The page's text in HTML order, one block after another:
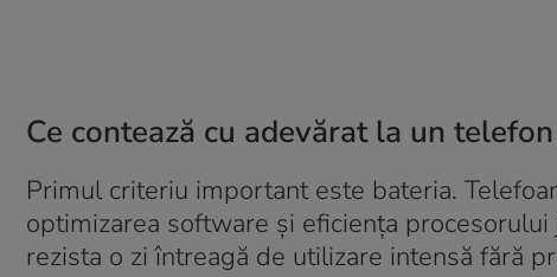
Ce contează cu adevărat la un
Primul criteriu important este bateria.
optimizarea software și eficiența
rezista o zi întreagă de utilizare intensă fără